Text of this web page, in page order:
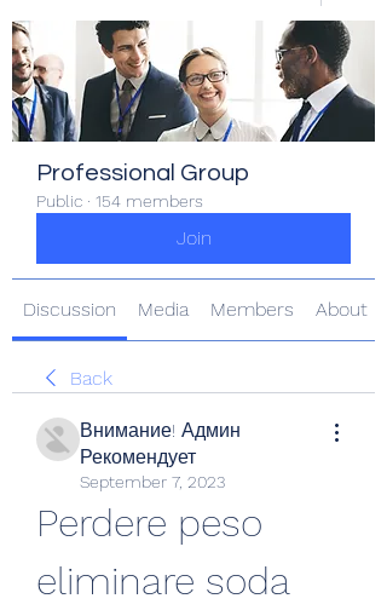
Professional Group
Public · 154 members
Join
Discussion Media Members About
Back
Внимание! Админ
Рекомендует
September 7, 2023
Perdere peso
eliminare soda